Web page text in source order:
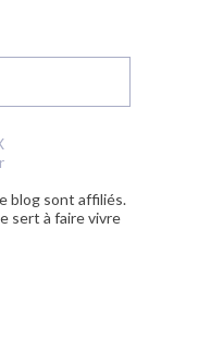
blog sont affiliés.
sert à faire vivre